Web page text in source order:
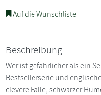
Auf die Wunschliste
Beschreibung
Wer ist gefährlicher als ein
Bestsellerserie und
clevere Fälle, schwarzer